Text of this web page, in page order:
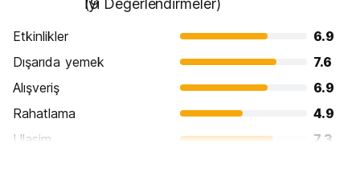
İyi
(9 Değerlendirmeler)
Etkinlikler
6.9
Dışarıda yemek
7.6
Alışveriş
6.9
Rahatlama
4.9
Ulasim
7.3